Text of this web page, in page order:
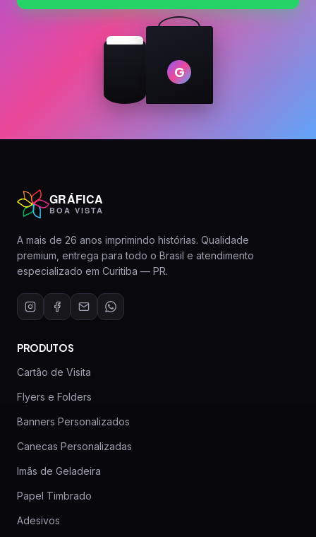
G
GRÁFICA
BOA VISTA
A mais de 26 anos imprimindo histórias. Qualidade
premium, entrega para todo o Brasil e atendimento
especializado em Curitiba — PR.
PRODUTOS
Cartão de Visita
Flyers e Folders
Banners Personalizados
Canecas Personalizadas
Imãs de Geladeira
Papel Timbrado
Adesivos